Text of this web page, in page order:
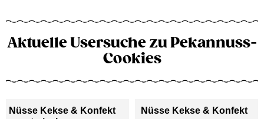
Aktuelle Usersuche zu Pekannuss-
Cookies
Nüsse Kekse & Konfekt
Nüsse Kekse & Konfekt